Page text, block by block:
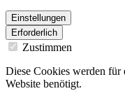
Einstellungen
Erforderlich
Zustimmen
Diese Cookies werden für
Website benötigt.